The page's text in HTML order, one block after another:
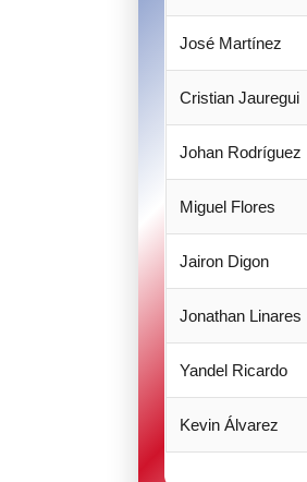
José Martínez
Cristian Jauregui
Johan Rodríguez
Miguel Flores
Jairon Digon
Jonathan Linares
Yandel Ricardo
Kevin Álvarez